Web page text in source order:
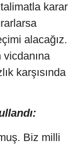
karar
alacağız.
karşısında
Biz milli